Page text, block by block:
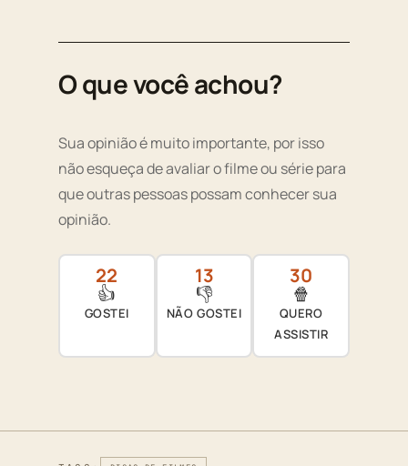
O que você achou?
Sua opinião é muito importante, por isso
não esqueça de avaliar o filme ou série para
que outras pessoas possam conhecer sua
opinião.
22
👍
GOSTEI
13
👎
NÃO GOSTEI
30
🍿
QUERO
ASSISTIR